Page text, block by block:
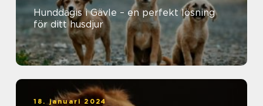
Hunddagis i Gävle – en perfekt lösning
för ditt husdjur
18. januari 2024